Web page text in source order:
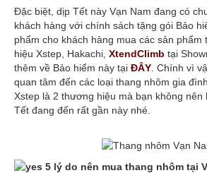
Đặc biệt, dịp Tết này Vạn Nam đang có
khách hàng với chính sách tặng gói Bảo
phẩm cho khách hàng mua các sản phẩm
hiệu Xstep, Hakachi, XtendClimb tại
thêm về Bảo hiểm này tại ĐÂY . Chính vì
quan tâm đến các loại thang nhôm gia
Xstep là 2 thương hiệu mà bạn không nên
Tết đang đến rất gần này nhé.
5 lý do nên mua thang nhôm tại